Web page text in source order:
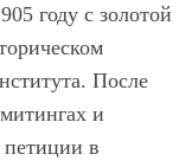
году с золотой
После
и
петиции в